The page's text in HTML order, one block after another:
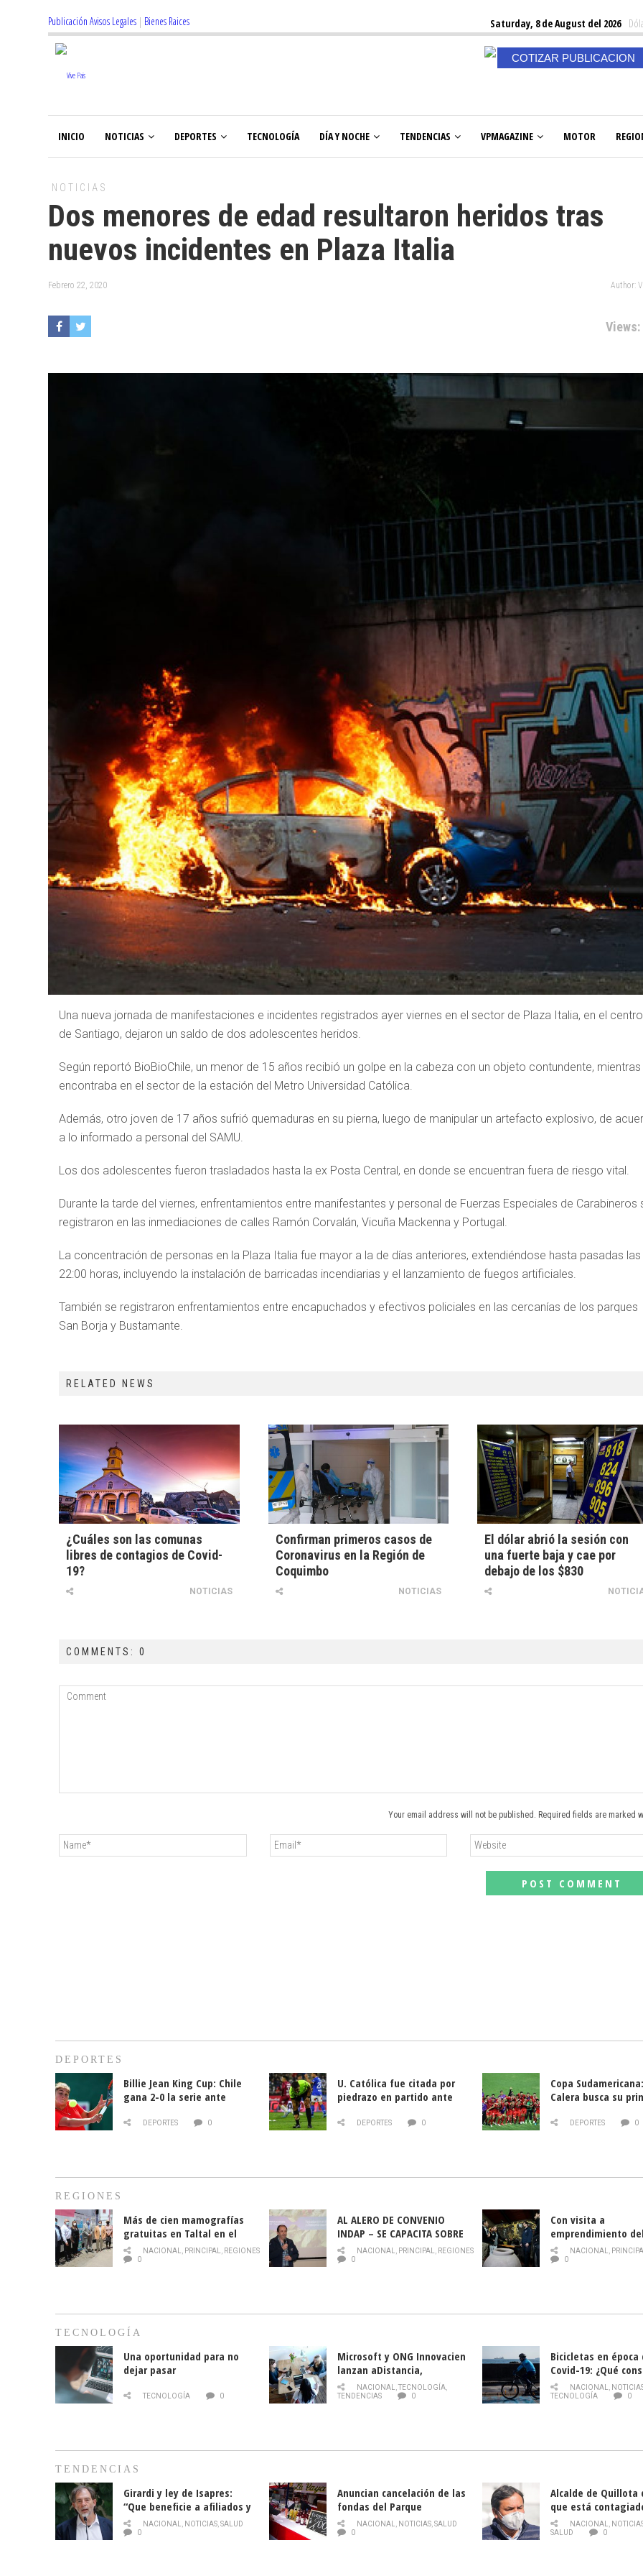
Publicación Avisos Legales | Bienes Raices Saturday, 8 de August del 2026
COTIZAR PUBLICACION
INICIO NOTICIAS DEPORTES TECNOLOGÍA DÍA Y NOCHE TENDENCIAS VPMAGAZINE MOTOR
NOTICIAS
Dos menores de edad resultaron heridos tras
nuevos incidentes en Plaza Italia
Febrero 22, 2020 Author:
Views:
Una nueva jornada de manifestaciones e incidentes registrados ayer viernes en el sector de Plaza Italia, en el centro
de Santiago, dejaron un saldo de dos adolescentes heridos.
Según reportó BioBioChile, un menor de 15 años recibió un golpe en la cabeza con un objeto contundente, mientras
encontraba en el sector de la estación del Metro Universidad Católica.
Además, otro joven de 17 años sufrió quemaduras en su pierna, luego de manipular un artefacto explosivo, de
a lo informado a personal del SAMU.
Los dos adolescentes fueron trasladados hasta la ex Posta Central, en donde se encuentran fuera de riesgo vital.
Durante la tarde del viernes, enfrentamientos entre manifestantes y personal de Fuerzas Especiales de Carabineros
registraron en las inmediaciones de calles Ramón Corvalán, Vicuña Mackenna y Portugal.
La concentración de personas en la Plaza Italia fue mayor a la de días anteriores, extendiéndose hasta pasadas las
22:00 horas, incluyendo la instalación de barricadas incendiarias y el lanzamiento de fuegos artificiales.
También se registraron enfrentamientos entre encapuchados y efectivos policiales en las cercanías de los parques
San Borja y Bustamante.
RELATED NEWS
¿Cuáles son las comunas
libres de contagios de Covid-
19?
NOTICIAS
Confirman primeros casos de
Coronavirus en la Región de
Coquimbo
NOTICIAS
El dólar abrió la sesión con
una fuerte baja y cae por
debajo de los $830
COMMENTS: 0
Your email address will not be published. Required fields are marked
DEPORTES
Billie Jean King Cup: Chile
gana 2-0 la serie ante
DEPORTES 0
U. Católica fue citada por
piedrazo en partido ante
DEPORTES 0
Copa
Calera busca su
DEPORTES 0
REGIONES
Más de cien mamografías
gratuitas en Taltal en el
mes de la prevención del
cáncer de mama
NACIONAL, PRINCIPAL, REGIONES
0
AL ALERO DE CONVENIO
INDAP – SE CAPACITA SOBRE
PLAGA DROSOPHILA SUZUKII
NACIONAL, PRINCIPAL, REGIONES
0
Con visita a
emprendimiento
y llamado al
historia campesina
NACIONAL,
0
TECNOLOGÍA
Una oportunidad para no
dejar pasar
TECNOLOGÍA 0
Microsoft y ONG Innovacien
lanzan aDistancia,
plataforma con cursos
gratuitos online sobre
NACIONAL,TECNOLOGÍA,
TENDENCIAS
0
Bicicletas en época
Covid-19: ¿Qué
momento de
NACIONAL,
TECNOLOGÍA
0
TENDENCIAS
Girardi y ley de Isapres:
“Que beneficie a afiliados y
no legalice el abuso”
NACIONAL, NOTICIAS,SALUD
0
Anuncian cancelación de las
fondas del Parque
O’Higgins debido al
coronavirus
NACIONAL, NOTICIAS,SALUD
0
Alcalde de Quillota
que está
COVID-19
NACIONAL,
SALUD
0